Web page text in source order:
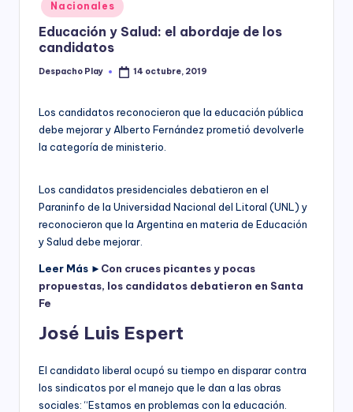
y
in
Nacionales
Educación y Salud: el abordaje de los
candidatos
Posted
Despacho Play 14 octubre, 2019
Los candidatos reconocieron que la educación pública
debe mejorar y Alberto Fernández prometió devolverle
la categoría de ministerio.
Los candidatos presidenciales debatieron en el
Paraninfo de la Universidad Nacional del Litoral (UNL) y
reconocieron que la Argentina en materia de Educación
y Salud debe mejorar.
Leer Más ► Con cruces picantes y pocas
propuestas, los candidatos debatieron en Santa
Fe
José Luis Espert
El candidato liberal ocupó su tiempo en disparar contra
los sindicatos por el manejo que le dan a las obras
sociales: “Estamos en problemas con la educación.